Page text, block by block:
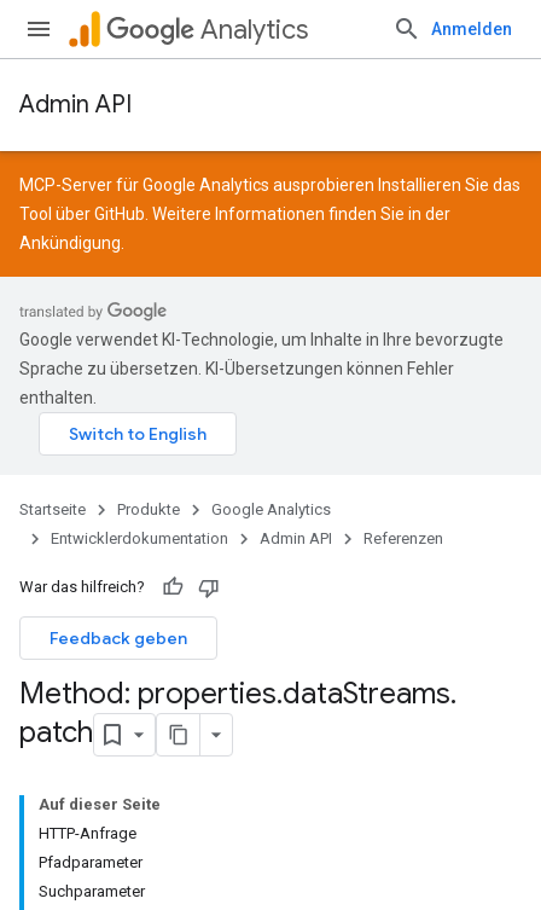
Analytics Anmelden
Admin API
MCP-Server für Google Analytics ausprobieren Installieren Sie das
Tool überGitHub . Weitere Informationen finden Sie in der
Ankündigung
Google verwendet KI-Technologie, um Inhalte in Ihre bevorzugte
Sprache zu übersetzen. KI-Übersetzungen können Fehler
enthalten.
Startseite Produkte
Google Analytics
Entwicklerdokumentation
Admin API Referenzen
War das hilfreich?
Feedback geben
Method: properties.dataStreams.
patch
Auf dieser Seite
HTTP-Anfrage
Pfadparameter
Suchparameter